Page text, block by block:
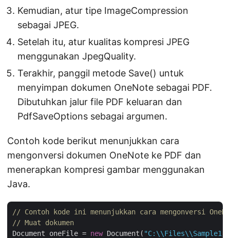
Kemudian, atur tipe ImageCompression
sebagai JPEG.
Setelah itu, atur kualitas kompresi JPEG
menggunakan JpegQuality.
Terakhir, panggil metode Save() untuk
menyimpan dokumen OneNote sebagai PDF.
Dibutuhkan jalur file PDF keluaran dan
PdfSaveOptions sebagai argumen.
Contoh kode berikut menunjukkan cara
mengonversi dokumen OneNote ke PDF dan
menerapkan kompresi gambar menggunakan
Java.
// Contoh kode ini menunjukkan cara mengonversi
// Muat dokumen
Document oneFile = new Document(